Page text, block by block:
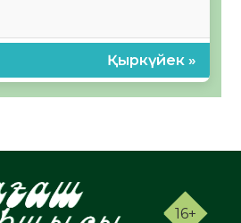
Қыркүйек »
16+